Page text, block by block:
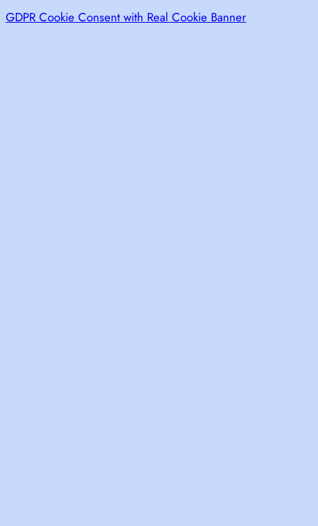
GDPR Cookie Consent with Real Cookie Banner